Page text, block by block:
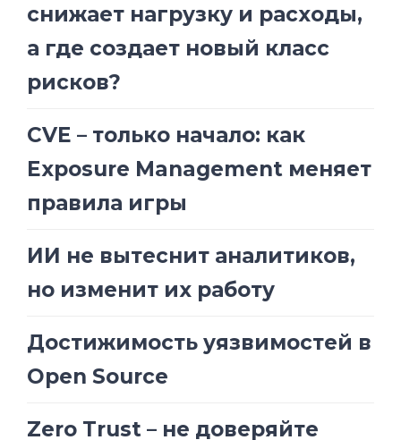
снижает нагрузку и расходы,
а где создает новый класс
рисков?
CVE – только начало: как
Exposure Management меняет
правила игры
ИИ не вытеснит аналитиков,
но изменит их работу
Достижимость уязвимостей в
Open Source
Zero Trust – не доверяйте